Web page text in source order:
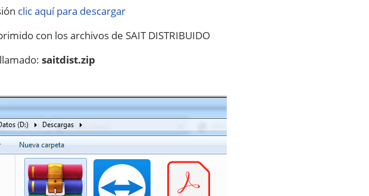
clic aquí para descargar
con los archivos de SAIT DISTRIBUIDO
saitdist.zip